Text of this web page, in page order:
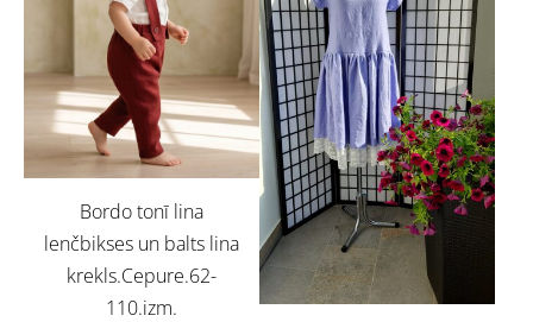
Bordo tonī lina
lenčbikses un balts lina
krekls.Cepure.62-
110.izm.